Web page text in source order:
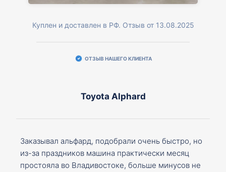
Куплен и доставлен в РФ. Отзыв от 13.08.2025
ОТЗЫВ НАШЕГО КЛИЕНТА
Toyota Alphard
Заказывал альфард, подобрали очень быстро, но
из-за праздников машина практически месяц
простояла во Владивостоке, больше минусов не